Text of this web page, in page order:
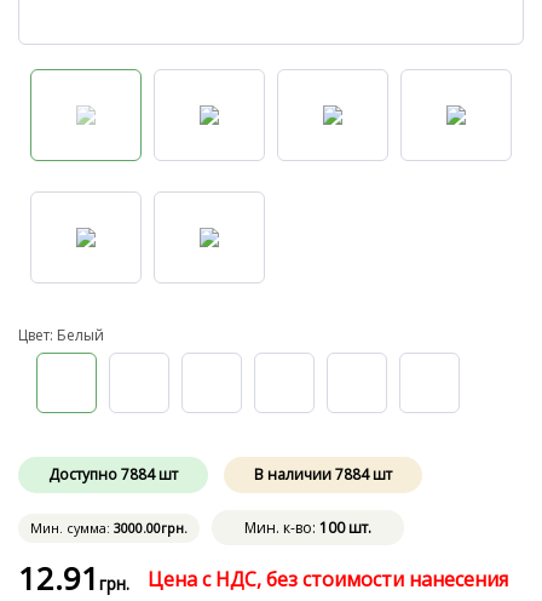
Цвет: Белый
Доступно7884 шт В наличии7884шт
Мин. сумма: 3000.00грн. Мин. к-во: 100 шт.
12.91 грн. Цена с НДС, без стоимости нанесения